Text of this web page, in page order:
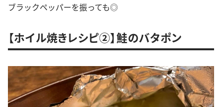
ブラックペッパーを振っても◎
【ホイル焼きレシピ②】鮭のバタポン